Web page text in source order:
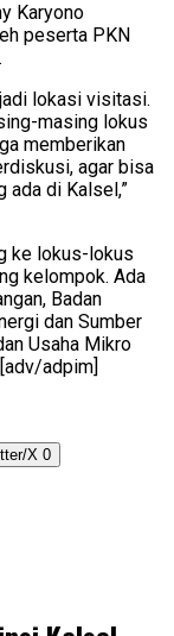
Karyono
peserta PKN
lokasi visitasi.
masing lokus
memberikan
agar bisa
ada di Kalsel,”
ke lokus-lokus
kelompok. Ada
Badan
dan Sumber
Usaha Mikro
adpim]
X 0